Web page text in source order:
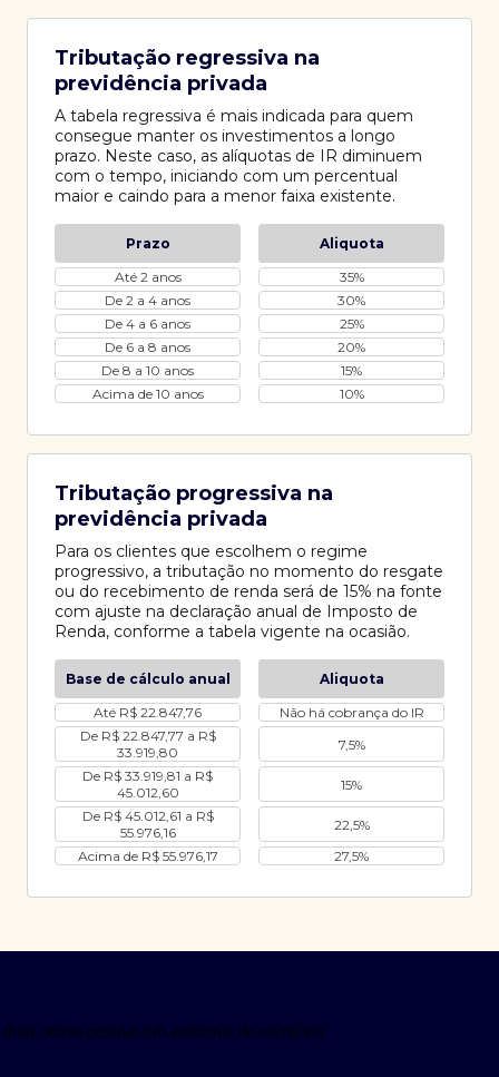
Tributação regressiva na
previdência privada
A tabela regressiva é mais indicada para quem
consegue manter os investimentos a longo
prazo. Neste caso, as alíquotas de IR diminuem
com o tempo, iniciando com um percentual
maior e caindo para a menor faixa existente.
Prazo
Aliquota
Até 2 anos
35%
De 2 a 4 anos
30%
De 4 a 6 anos
25%
De 6 a 8 anos
20%
De 8 a 10 anos
15%
Acima de 10 anos
10%
Tributação progressiva na
previdência privada
Para os clientes que escolhem o regime
progressivo, a tributação no momento do resgate
ou do recebimento de renda será de 15% na fonte
com ajuste na declaração anual de Imposto de
Renda, conforme a tabela vigente na ocasião.
Base de cálculo anual
Aliquota
Até R$ 22.847,76
Não há cobrança do IR
De R$ 22.847,77 a R$
33.919,80
7,5%
De R$ 33.919,81 a R$
45.012,60
15%
De R$ 45.012,61 a R$
55.976,16
22,5%
Acima de R$ 55.976,17
27,5%